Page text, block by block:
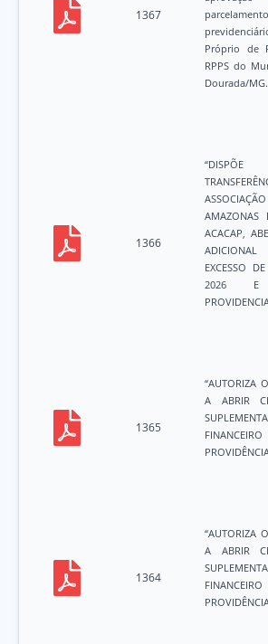
1367
Próprio de
RPPS do
Dourada/MG.
1366
AMAZONAS
ACACAP,
EXCESSO
2026 E
1365
“AUTORIZA
A ABRIR
1364
“AUTORIZA
A ABRIR